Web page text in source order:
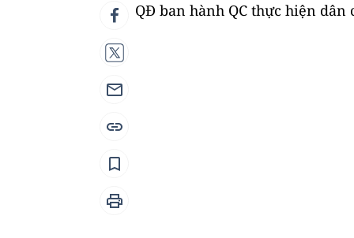
QĐ ban hành QC thực hiện dân